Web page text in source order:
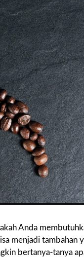
Anda
menjadi tambahan
bertanya-tanya